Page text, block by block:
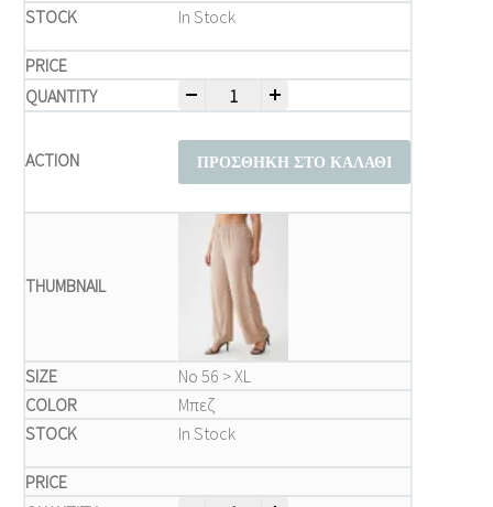
In Stock
Παντελόνια Γυναικεία Plus Size –
ΠΡΟΣΘΉΚΗ ΣΤΟ ΚΑΛΆΘΙ
Νο 56 > XL
Μπεζ
In Stock